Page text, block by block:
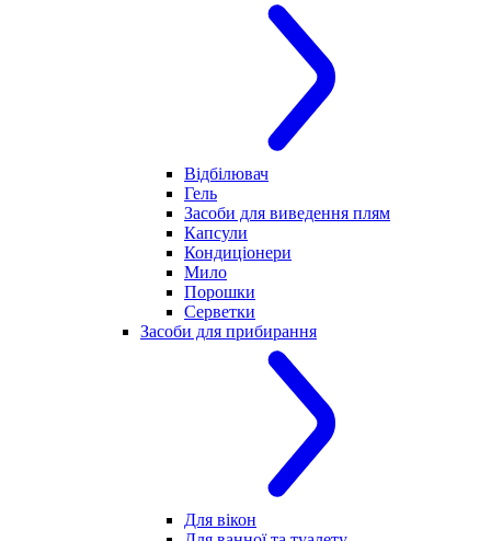
Відбілювач
Гель
Засоби для виведення плям
Капсули
Кондиціонери
Мило
Порошки
Серветки
Засоби для прибирання
Для вікон